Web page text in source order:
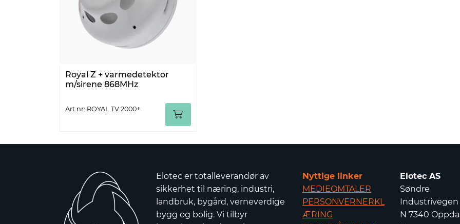
Royal Z + varmedetektor
m/sirene 868MHz
Art.nr: ROYAL TV 2000+
Elotec er totalleverandør av
sikkerhet til næring, industri,
landbruk, bygård, verneverdige
bygg og bolig. Vi tilbyr
Nyttige linker
MEDIEOMTALER
PERSONVERNERKL
ÆRING
Elotec AS
Søndre
Industrivegen
N 7340